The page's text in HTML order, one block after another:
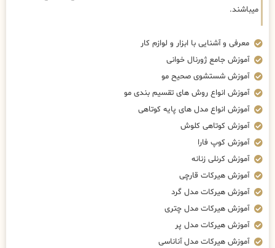
میباشند.
معرفی و آشنایی با ابزار و لوازم کار
آموزش جامع ژورنال خوانی
آموزش شستشوی صحیح مو
آموزش انواع روش های تقسیم بندی مو
آموزش انواع مدل های پایه کوتاهی
آموزش کوتاهی کلوش
آموزش کوپ فارا
آموزش کرنلی زنانه
آموزش هیرکات قارچی
آموزش هیرکات مدل گرد
آموزش هیرکات مدل چتری
آموزش هیرکات مدل پر
آموزش هیرکات مدل آناناسی